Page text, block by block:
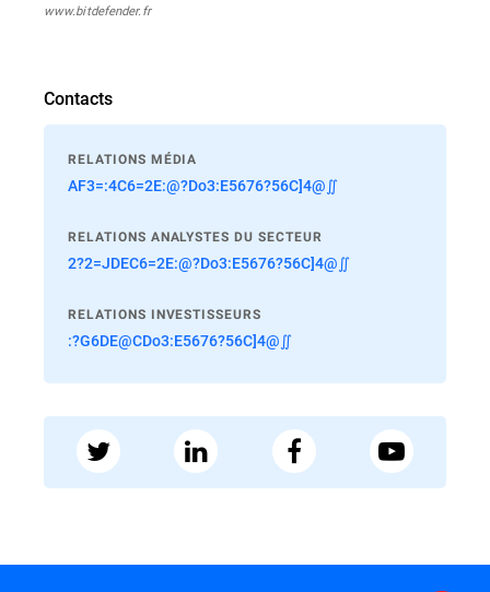
www.bitdefender.fr
Contacts
RELATIONS MÉDIA
AF3=:4C6=2E:@?Do3:E5676?56C]4@∬
RELATIONS ANALYSTES DU SECTEUR
2?2=JDEC6=2E:@?Do3:E5676?56C]4@∬
RELATIONS INVESTISSEURS
:?G6DE@CDo3:E5676?56C]4@∬